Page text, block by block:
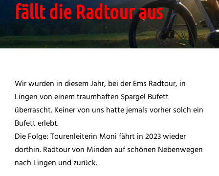
fällt die Radtour aus
Wir wurden in diesem Jahr, bei der Ems Radtour, in
Lingen von einem traumhaften Spargel Bufett
überrascht. Keiner von uns hatte jemals vorher solch ein
Bufett erlebt.
Die Folge: Tourenleiterin Moni fährt in 2023 wieder
dorthin. Radtour von Minden auf schönen Nebenwegen
nach Lingen und zurück.